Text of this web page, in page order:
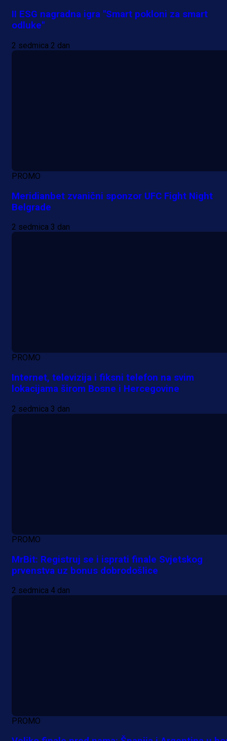
II ESG nagradna igra "Smart pokloni za smart
odluke"
2 sedmica 2 dan
PROMO
Meridianbet zvanični sponzor UFC Fight Night
Belgrade
2 sedmica 3 dan
PROMO
Internet, televizija i fiksni telefon na svim
lokacijama širom Bosne i Hercegovine
2 sedmica 3 dan
PROMO
MrBit: Registruj se i isprati finale Svjetskog
prvenstva uz bonus dobrodošlice
2 sedmica 4 dan
PROMO